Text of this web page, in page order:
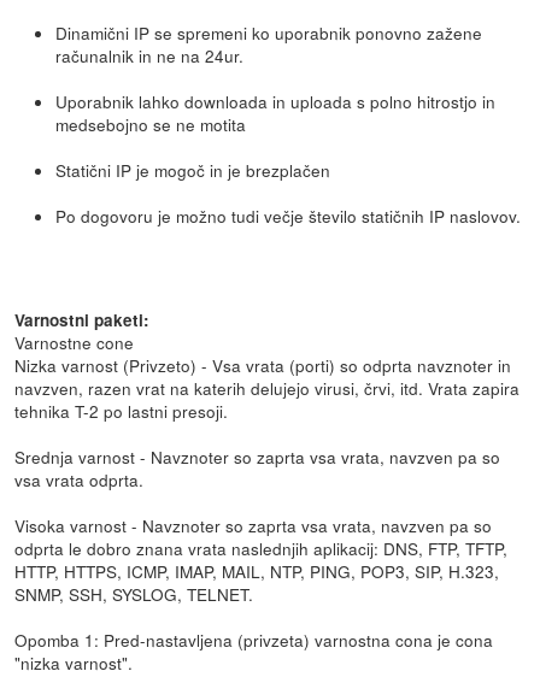
Dinamični IP se spremeni ko uporabnik ponovno zažene
računalnik in ne na 24ur.
Uporabnik lahko downloada in uploada s polno hitrostjo in
medsebojno se ne motita
Statični IP je mogoč in je brezplačen
Po dogovoru je možno tudi večje število statičnih IP naslovov.
Varnostni paketi:
Varnostne cone
Nizka varnost (Privzeto) - Vsa vrata (porti) so odprta navznoter in
navzven, razen vrat na katerih delujejo virusi, črvi, itd. Vrata zapira
tehnika T-2 po lastni presoji.
Srednja varnost - Navznoter so zaprta vsa vrata, navzven pa so
vsa vrata odprta.
Visoka varnost - Navznoter so zaprta vsa vrata, navzven pa so
odprta le dobro znana vrata naslednjih aplikacij: DNS, FTP, TFTP,
HTTP, HTTPS, ICMP, IMAP, MAIL, NTP, PING, POP3, SIP, H.323,
SNMP, SSH, SYSLOG, TELNET.
Opomba 1: Pred-nastavljena (privzeta) varnostna cona je cona
"nizka varnost".